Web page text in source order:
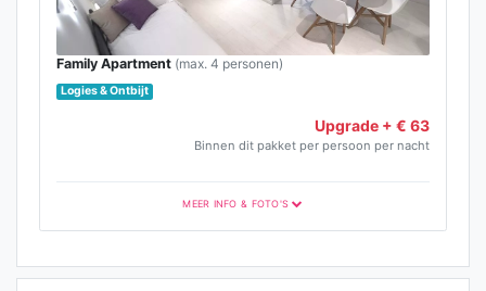
Family Apartment (max. 4 personen)
Logies & Ontbijt
Upgrade + € 63
Binnen dit pakket per persoon per nacht
MEER INFO & FOTO'S